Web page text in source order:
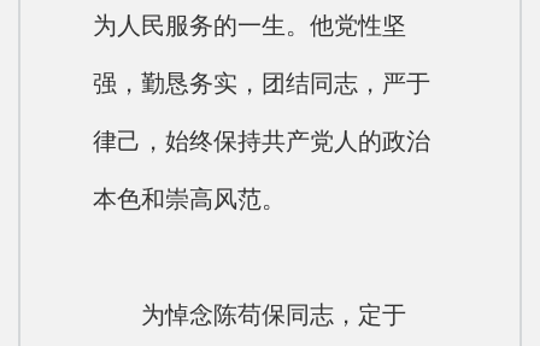
为人民服务的一生。他党性坚
强，勤恳务实，团结同志，严于
律己，始终保持共产党人的政治
本色和崇高风范。
为悼念陈苟保同志，定于